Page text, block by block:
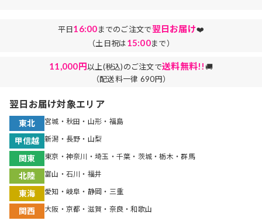
平日16:00までのご注文で翌日お届け❤️
（土日祝は15:00まで）
11,000円以上(税込)のご注文で送料無料!!🚚
（配送料一律 690円）
翌日お届け対象エリア
東北 宮城・秋田・山形・福島
甲信越 新潟・長野・山梨
関東 東京・神奈川・埼玉・千葉・茨城・栃木・群馬
北陸 富山・石川・福井
東海 愛知・岐阜・静岡・三重
関西 大阪・京都・滋賀・奈良・和歌山